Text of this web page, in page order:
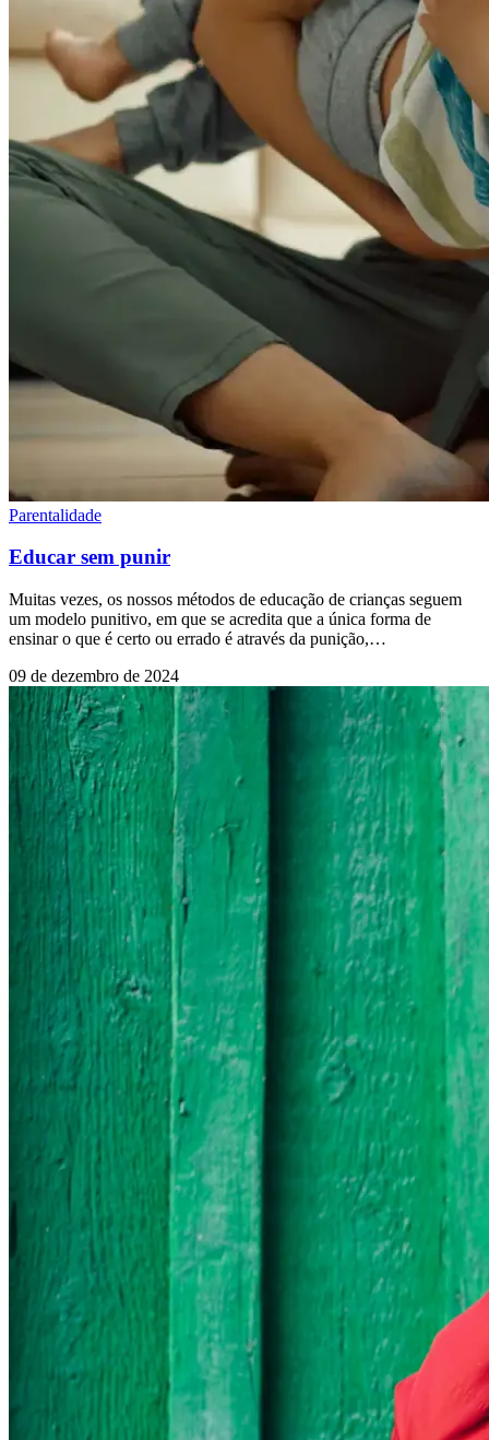
Parentalidade
Educar sem punir
Muitas vezes, os nossos métodos de educação de crianças seguem
um modelo punitivo, em que se acredita que a única forma de
ensinar o que é certo ou errado é através da punição,…
09 de dezembro de 2024